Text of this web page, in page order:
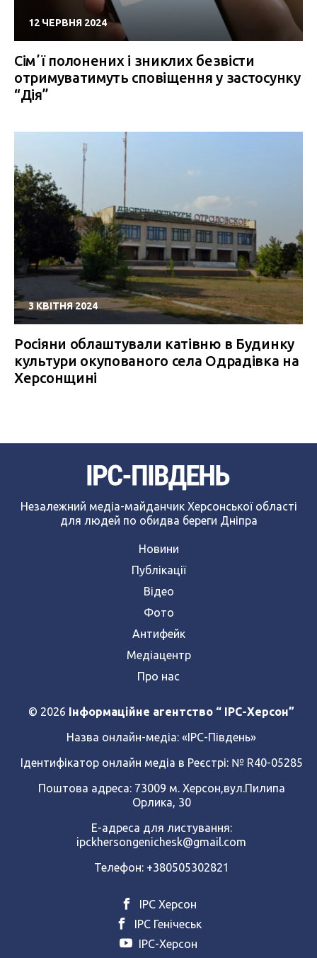
12 ЧЕРВНЯ 2024
Сімʼї полонених і зниклих безвісти
отримуватимуть сповіщення у застосунку
“Дія”
3 КВІТНЯ 2024
Росіяни облаштували катівню в Будинку
культури окупованого села Одрадівка на
Херсонщині
Незалежний медіа-майданчик Херсонської області
для людей по обидва береги Дніпра
Новини
Публікації
Відео
Фото
Антифейк
Медіацентр
Про нас
© 2026 Інформаційне агентство “ IPC-Херсон”
Назва онлайн-медіа: «ІРС-Південь»
Ідентифікатор онлайн медіа в Реєстрі: № R40-05285
Поштова адреса: 73009 м. Херсон,вул.Пилипа
Орлика, 30
Е-адреса для листування:
ipckhersongenichesk@gmail.com
Телефон: +380505302821
ІРС Херсон
ІРС Генічеськ
ІРС-Херсон